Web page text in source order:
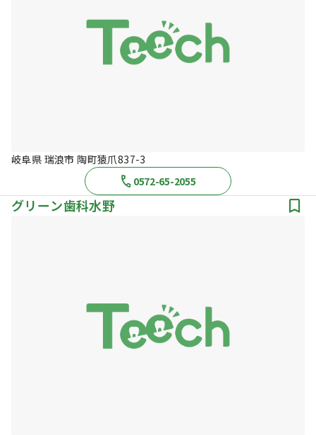
岐阜県 瑞浪市 陶町猿爪837-3
0572-65-2055
グリーン歯科水野